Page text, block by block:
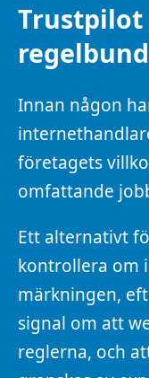
Trustpilot
Innan någon
företagets
omfattande
Ett alternativt
kontrollera om
märkningen,
signal om att
reglerna, och